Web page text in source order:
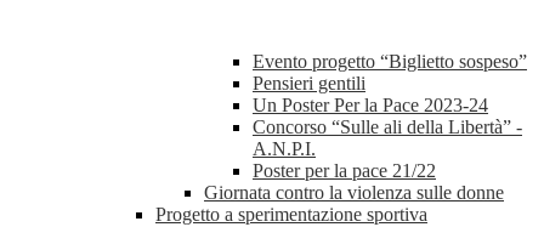
Evento progetto “Biglietto sospeso”
Pensieri gentili
Un Poster Per la Pace 2023-24
Concorso “Sulle ali della Libertà” -
A.N.P.I.
Poster per la pace 21/22
Giornata contro la violenza sulle donne
Progetto a sperimentazione sportiva